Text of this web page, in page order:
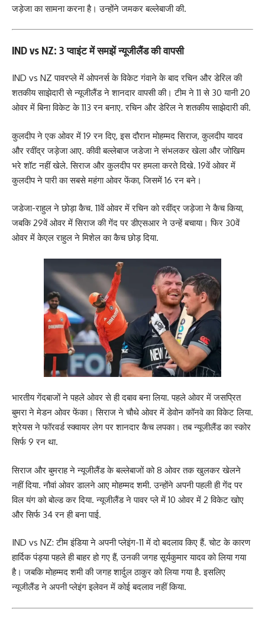
जड़ेजा का सामना करना है। उन्होंने जमकर बल्लेबाजी की.
IND vs NZ: 3 प्वाइंट में समझें न्यूजीलैंड की वापसी
IND vs NZ पावरप्ले में ओपनर्स के विकेट गंवाने के बाद रचिन और डेरिल की
शतकीय साझेदारी से न्यूजीलैंड ने शानदार वापसी की। टीम ने 11 से 30 यानी 20
ओवर में बिना विकेट के 113 रन बनाए. रचिन और डेरिल ने शतकीय साझेदारी की.
कुलदीप ने एक ओवर में 19 रन दिए, इस दौरान मोहम्मद सिराज, कुलदीप यादव
और रवींद्र जड़ेजा आए. कीवी बल्लेबाज जडेजा ने संभलकर खेला और जोखिम
भरे शॉट नहीं खेले. सिराज और कुलदीप पर हमला करते दिखे. 19वें ओवर में
कुलदीप ने पारी का सबसे महंगा ओवर फेंका, जिसमें 16 रन बने।
जडेजा-राहुल ने छोड़ा कैच. 11वें ओवर में रचिन को रवींद्र जड़ेजा ने कैच किया,
जबकि 29वें ओवर में सिराज की गेंद पर डीएसआर ने उन्हें बचाया। फिर 30वें
ओवर में केएल राहुल ने मिशेल का कैच छोड़ दिया.
भारतीय गेंदबाजों ने पहले ओवर से ही दबाव बना लिया. पहले ओवर में जसप्रित
बुमरा ने मेडन ओवर फेंका। सिराज ने चौथे ओवर में डेवोन कॉनवे का विकेट लिया.
श्रेयस ने फॉरवर्ड स्क्वायर लेग पर शानदार कैच लपका। तब न्यूजीलैंड का स्कोर
सिर्फ 9 रन था.
सिराज और बुमराह ने न्यूजीलैंड के बल्लेबाजों को 8 ओवर तक खुलकर खेलने
नहीं दिया. नौवां ओवर डालने आए मोहम्मद शमी. उन्होंने अपनी पहली ही गेंद पर
विल यंग को बोल्ड कर दिया. न्यूजीलैंड ने पावर प्ले में 10 ओवर में 2 विकेट खोए
और सिर्फ 34 रन ही बना पाई.
IND vs NZ: टीम इंडिया ने अपनी प्लेइंग-11 में दो बदलाव किए हैं. चोट के कारण
हार्दिक पंड्या पहले ही बाहर हो गए हैं, उनकी जगह सूर्यकुमार यादव को लिया गया
है। जबकि मोहम्मद शमी की जगह शार्दुल ठाकुर को लिया गया है. इसलिए
न्यूजीलैंड ने अपनी प्लेइंग इलेवन में कोई बदलाव नहीं किया.